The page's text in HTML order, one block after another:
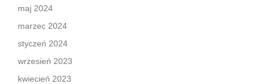
maj 2024
marzec 2024
styczeń 2024
wrzesień 2023
kwiecień 2023